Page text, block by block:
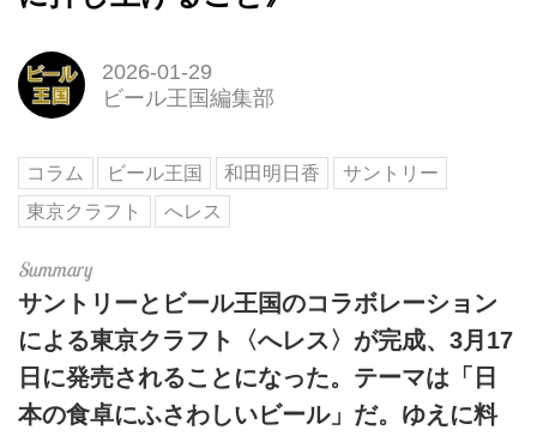
2026-01-29
ビール王国編集部
コラム ビール王国 和田明日香
サントリー
東京クラフト
へレス
サントリーとビール王国のコラボレーション
による東京クラフト〈へレス〉が完成、3月17
日に発売されることになった。テーマは「日
本の食卓にふさわしいビール」だ。ゆえに料